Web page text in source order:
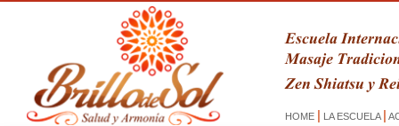
Escuela
Masaje
Zen Shiatsu y
HOME | LA ESCUELA |